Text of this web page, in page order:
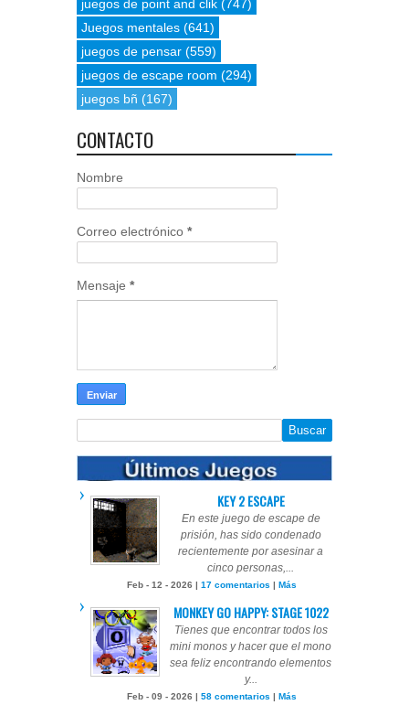
juegos de point and clik (747)
Juegos mentales (641)
juegos de pensar (559)
juegos de escape room (294)
juegos bñ (167)
CONTACTO
Nombre
Correo electrónico *
Mensaje *
KEY 2 ESCAPE
En este juego de escape de
prisión, has sido condenado
recientemente por asesinar a
cinco personas,...
Feb - 12 - 2026 | 17 comentarios Más
MONKEY GO HAPPY: STAGE 1022
Tienes que encontrar todos los
mini monos y hacer que el mono
sea feliz encontrando elementos
y...
Feb - 09 - 2026 | 58 comentarios Más